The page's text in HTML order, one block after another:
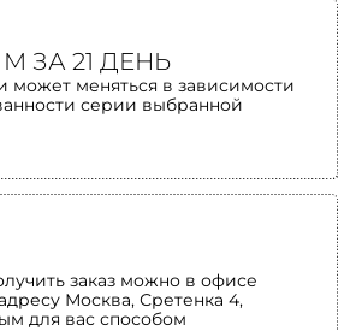
ЗА 21 ДЕНЬ
может меняться в зависимости
серии выбранной
заказ можно в офисе
Москва, Сретенка 4,
для вас способом